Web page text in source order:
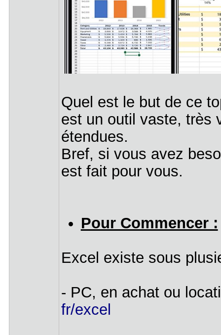
Quel est le but de ce
est un outil vaste, très
étendues.
Bref, si vous avez
est fait pour vous.
Pour Commencer :
Excel existe sous
- PC, en achat ou
fr/excel